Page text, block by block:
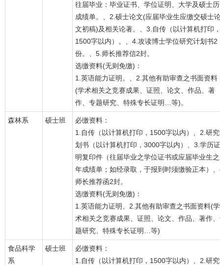
往届毕业：毕业证书、学位证明、大学及硕士
成绩单。、2.硕士论文(应届毕业生应缴交硕士
文初稿)及相关论著。、3.自传（以计算机打印
1500字以内）。、4.攻读博士学位研究计划书2
份。、5.师长推荐信2封。
选缴资料(无则免缴)：
1.英语能力证明。、2.其他有助审查之书面资料
(学术相关之竞赛成果、证照、论文、作品、著
作、专题研究、特殊专长证明…等)。
森林系 硕士班
必缴资料：
1.自传（以计算机打印，1500字以内）、2.研
划书（以计算机打印，3000字以内）、3.学历证
明复印件（往届毕业之学位证书或应届毕业生
年成绩单；如经录取，于报到时须缴验正本）
师长推荐函2封。
选缴资料(无则免缴)：
1.英语能力证明、2.其他有助审查之书面资料(学
术相关之竞赛成果、证照、论文、作品、著作
题研究、特殊专长证明…等)
食品科学
系
硕士班
必缴资料：
1.自传（以计算机打印，1500字以内）、2.研